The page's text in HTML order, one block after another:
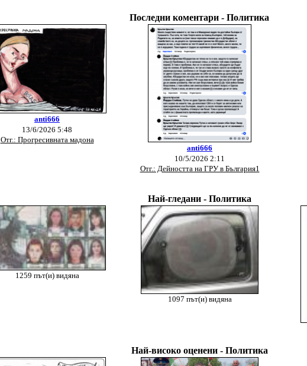
Последни коментари - Политика
anti666
13/6/2026 5:48
Отг.: Прогресивната мадона
anti666
10/5/2026 2:11
Отг.: Дейността на ГРУ в България1
Най-гледани - Политика
1259 път(и) видяна
1097 път(и) видяна
Най-високо оценени - Политика